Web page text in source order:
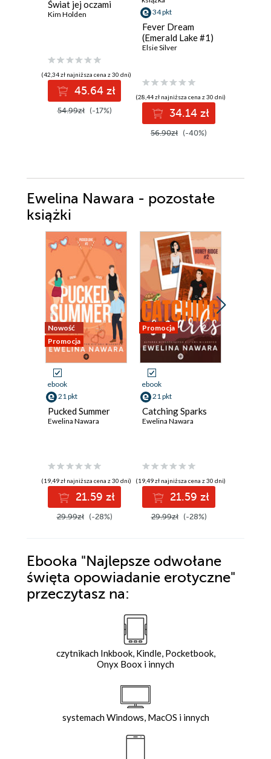
Świat jej oczami
Kim Holden
(42,34 zł najniższa cena z 30 dni)
45.64 zł
54.99zł (-17%)
34 pkt
Fever Dream
(Emerald Lake #1)
Elsie Silver
(28,44 zł najniższa cena z 30 dni)
34.14 zł
56.90zł (-40%)
Ewelina Nawara - pozostałe
książki
Nowość
Promocja
ebook
21 pkt
Pucked Summer
Ewelina Nawara
(19,49 zł najniższa cena z 30 dni)
21.59 zł
29.99zł (-28%)
Promocja
ebook
21 pkt
Catching Sparks
Ewelina Nawara
(19,49 zł najniższa cena z 30 dni)
21.59 zł
29.99zł (-28%)
Ebooka "Najlepsze odwołane
święta opowiadanie erotyczne"
przeczytasz na:
czytnikach Inkbook, Kindle, Pocketbook,
Onyx Boox i innych
systemach Windows, MacOS i innych